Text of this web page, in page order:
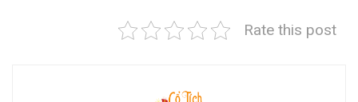
Rate this post